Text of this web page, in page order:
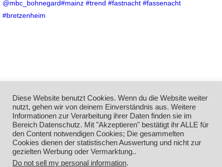
Mehr laden Auf Instagram folgen
Diese Website benutzt Cookies. Wenn du die Website weiter
nutzt, gehen wir von deinem Einverständnis aus. Weitere
Informationen zur Verarbeitung ihrer Daten finden sie im
Bereich Datenschutz. Mit "Akzeptieren" bestätigt ihr ALLE für
den Content notwendigen Cookies; Die gesammelten
Cookies dienen der statistischen Auswertung und nicht zur
gezielten Werbung oder Vermarktung..
Do not sell my personal information.